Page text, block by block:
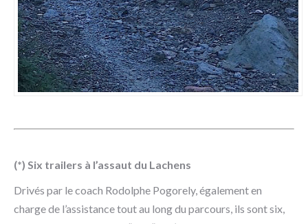
(*) Six trailers à l’assaut du Lachens
Drivés par le coach Rodolphe Pogorely, également en
charge de l’assistance tout au long du parcours, ils sont six,